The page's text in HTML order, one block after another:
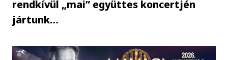
rendkívül „mai” együttes koncertjén
jártunk…